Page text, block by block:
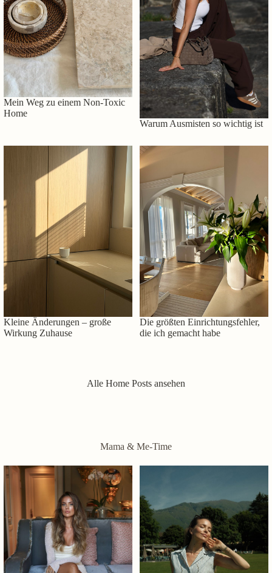
Mein Weg zu einem Non-Toxic
Home
Warum Ausmisten so wichtig ist
Kleine Änderungen – große
Wirkung Zuhause
Die größten Einrichtungsfehler,
die ich gemacht habe
Alle Home Posts ansehen
Mama & Me-Time